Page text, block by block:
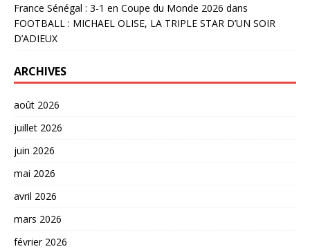
France Sénégal : 3-1 en Coupe du Monde 2026 dans
FOOTBALL : MICHAEL OLISE, LA TRIPLE STAR D’UN SOIR
D’ADIEUX
ARCHIVES
août 2026
juillet 2026
juin 2026
mai 2026
avril 2026
mars 2026
février 2026